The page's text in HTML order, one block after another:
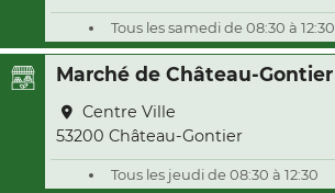
Tous les samedi de 08:30 à 12:30
Marché de Château-Gontier
Centre Ville
53200 Château-Gontier
Tous les jeudi de 08:30 à 12:30